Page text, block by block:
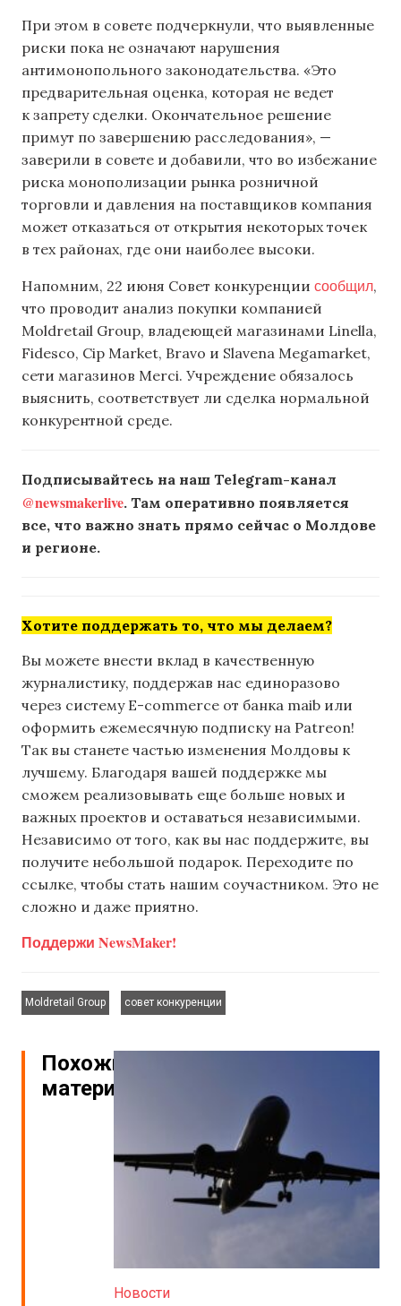
При этом в совете подчеркнули, что выявленные
риски пока не означают нарушения
антимонопольного законодательства. «Это
предварительная оценка, которая не ведет
к запрету сделки. Окончательное решение
примут по завершению расследования», —
заверили в совете и добавили, что во избежание
риска монополизации рынка розничной
торговли и давления на поставщиков компания
может отказаться от открытия некоторых точек
в тех районах, где они наиболее высоки.
Напомним, 22 июня Совет конкуренции сообщил,
что проводит анализ покупки компанией
Moldretail Group, владеющей магазинами Linella,
Fidesco, Cip Market, Bravo и Slavena Megamarket,
сети магазинов Merci. Учреждение обязалось
выяснить, соответствует ли сделка нормальной
конкурентной среде.
Подписывайтесь на наш Telegram-канал
@newsmakerlive. Там оперативно появляется
все, что важно знать прямо сейчас о Молдове
и регионе.
Хотите поддержать то, что мы делаем?
Вы можете внести вклад в качественную
журналистику, поддержав нас единоразово
через систему E-commerce от банка maib или
оформить ежемесячную подписку на Patreon!
Так вы станете частью изменения Молдовы к
лучшему. Благодаря вашей поддержке мы
сможем реализовывать еще больше новых и
важных проектов и оставаться независимыми.
Независимо от того, как вы нас поддержите, вы
получите небольшой подарок. Переходите по
ссылке, чтобы стать нашим соучастником. Это не
сложно и даже приятно.
Поддержи NewsMaker!
Moldretail Group
совет конкуренции
Похожие
материалы
Новости